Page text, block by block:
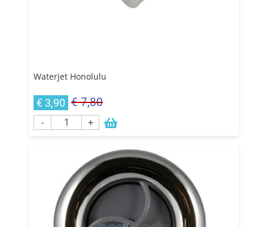
Waterjet Honolulu
€ 3,90 € 7,80
- +